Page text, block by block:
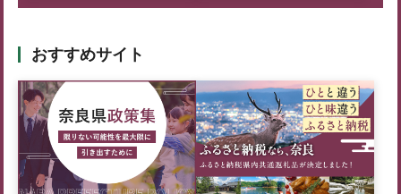
おすすめサイト